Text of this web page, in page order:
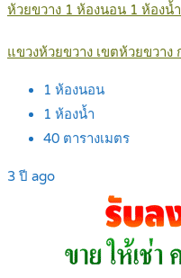
ห้วยขวาง 1 ห้องนอน 1 ห้องน้ำ
แขวงห้วยขวาง เขตห้วยขวาง
1 ห้องนอน
1 ห้องน้ำ
40 ตารางเมตร
3 ปี ago